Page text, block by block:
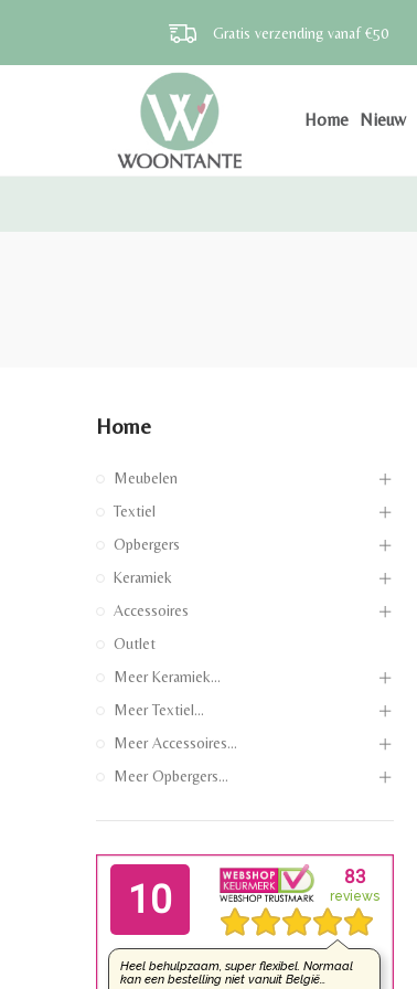
Gratis verzending vanaf €50
Home Nieuw
Home
Meubelen
Textiel
Opbergers
Keramiek
Accessoires
Outlet
Meer Keramiek...
Meer Textiel...
Meer Accessoires...
Meer Opbergers...